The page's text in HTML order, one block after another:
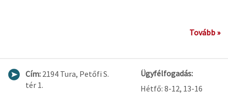
Tovább »
Cím: 2194 Tura, Petőfi S.
tér 1.
Ügyfélfogadás:
Hétfő: 8-12, 13-16